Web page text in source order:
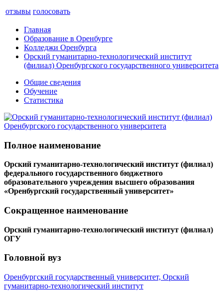
отзывы голосовать
Главная
Образование в Оренбурге
Колледжи Оренбурга
Орский гуманитарно-технологический институт
(филиал) Оренбургского государственного университета
Общие сведения
Обучение
Статистика
Полное наименование
Орский гуманитарно-технологический институт (филиал)
федерального государственного бюджетного
образовательного учреждения высшего образования
«Оренбургский государственный университет»
Сокращенное наименование
Орский гуманитарно-технологический институт (филиал)
ОГУ
Головной вуз
Оренбургский государственный университет, Орский
гуманитарно-технологический институт